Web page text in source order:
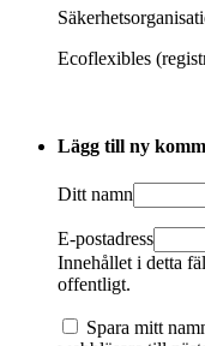
Ecoflexibles
Lägg till ny
Ditt namn
E-postadress
Innehållet i detta
offentligt.
Spara mitt